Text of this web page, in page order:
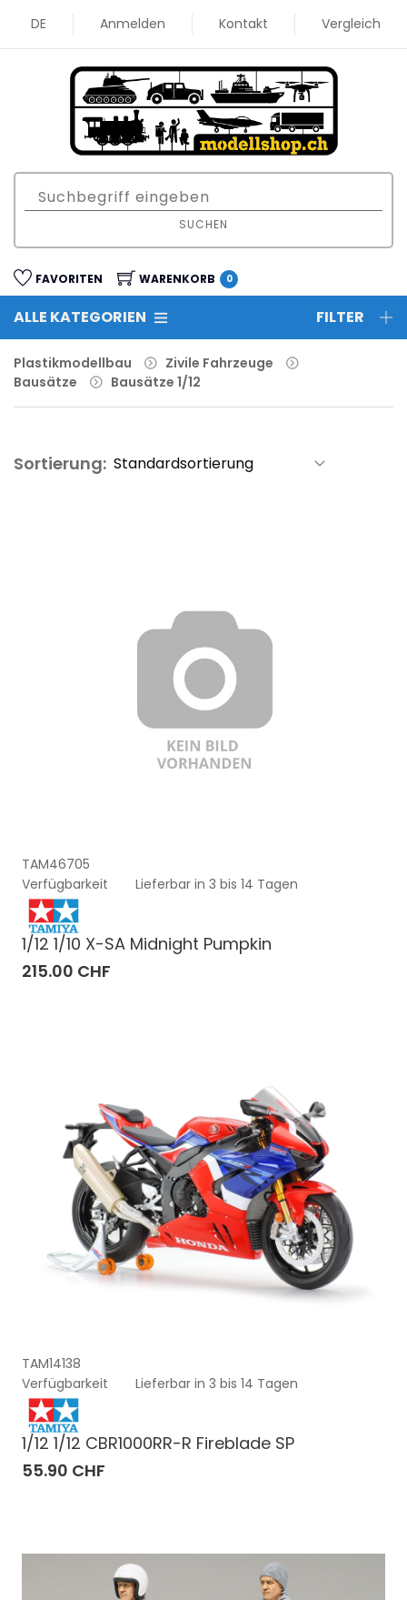
DE Anmelden Kontakt Vergleich
SUCHEN
FAVORITEN WARENKORB 0
ALLE KATEGORIEN FILTER
Plastikmodellbau
Zivile Fahrzeuge
Bausätze
Bausätze 1/12
Sortierung:
TAM46705
Verfügbarkeit
Lieferbar in 3 bis 14 Tagen
1/12 1/10 X-SA Midnight Pumpkin
215.00 CHF
TAM14138
Verfügbarkeit
Lieferbar in 3 bis 14 Tagen
1/12 1/12 CBR1000RR-R Fireblade SP
55.90 CHF